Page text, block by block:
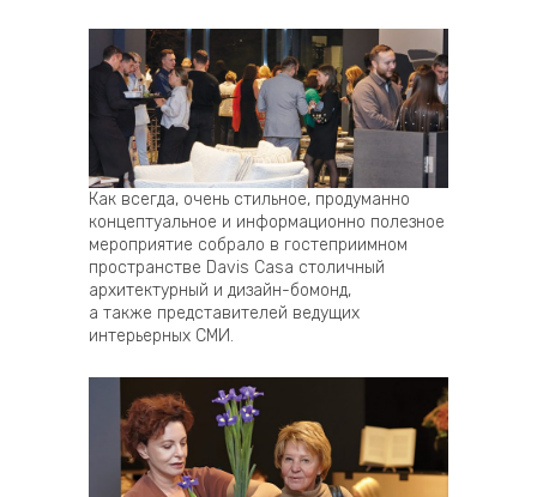
Как всегда, очень стильное, продуманно
концептуальное и информационно полезное
мероприятие собрало в гостеприимном
пространстве Davis Casa столичный
архитектурный и дизайн-бомонд,
а также представителей ведущих
интерьерных СМИ.